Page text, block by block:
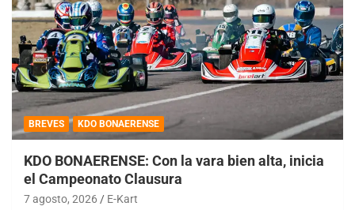
BREVES KDO BONAERENSE
KDO BONAERENSE: Con la vara bien alta, inicia
el Campeonato Clausura
7 agosto, 2026 E-Kart